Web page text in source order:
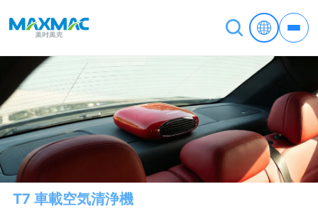
T7 車載空気清浄機